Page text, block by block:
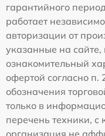
гарантийного
работает
авторизации от
указанные на сайте,
ознакомительный
офертой согласно
обозначения
только в
перечень техники,
организация не